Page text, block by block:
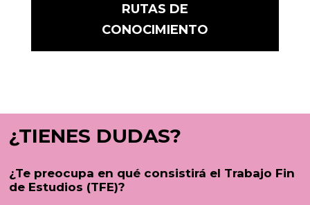
RUTAS DE
CONOCIMIENTO
¿TIENES DUDAS?
¿Te preocupa en qué consistirá el Trabajo Fin
de Estudios (TFE)?